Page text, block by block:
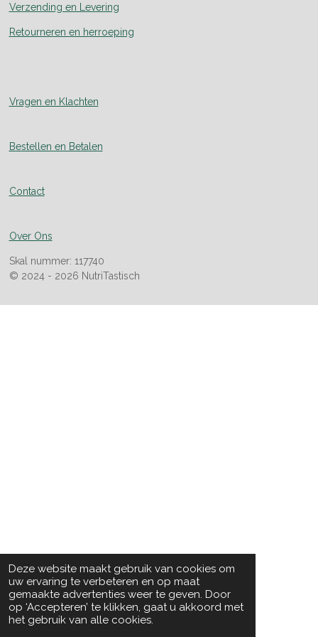
Deze website maakt gebruik van cookies om
uw ervaring te verbeteren en op maat
gemaakte advertenties weer te geven. Door
op ‘Accepteren’ te klikken, gaat u akkoord met
het gebruik van alle cookies.
Verzending en Levering
Retourneren en herroeping
Vragen en Klachten
Bestellen en Betalen
Contact
Over Ons
Skal nummer: 117740
© 2024 - 2026 NutriTastisch